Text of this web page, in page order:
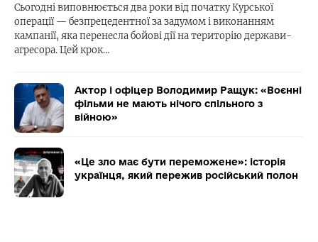
Сьогодні виповнюється два роки від початку Курської
операції — безпрецедентної за задумом і виконанням
кампанії, яка перенесла бойові дії на територію держави-
агресора. Цей крок…
Актор і офіцер Володимир Ращук: «Воєнні
фільми не мають нічого спільного з
війною»
«Це зло має бути переможене»: історія
українця, який пережив російський полон